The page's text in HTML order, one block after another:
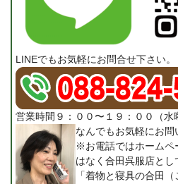
LINEでもお気軽にお問合せ下さい。
営業時間９：００〜１９：００（水
なんでもお気軽にお問
※お電話ではホームペ
はなく合田呉服店とし
「着物と寝具の合田（